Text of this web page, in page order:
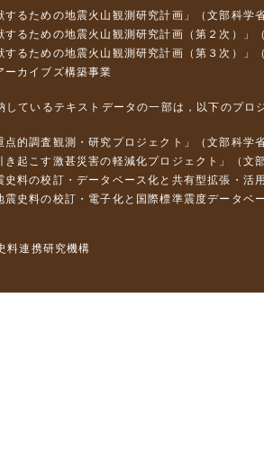
するための地震火山観測研究計画」（文部科学
するための地震火山観測研究計画（第２次）」
するための地震火山観測研究計画（第３次）」
ーカイブズ構築事業
しているテキストデータの一部は，以下のプロ
点的調査観測・研究プロジェクト」（文部科
き起こす激甚災害の軽減化プロジェクト」（
史料の校訂・データベース化と共有型拡張・
震史料の校訂・電子化と国際標準震度データ
料連携研究機構